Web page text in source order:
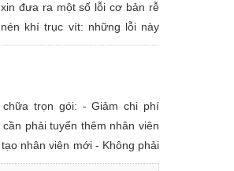
đưa ra một số lỗi cơ bản rễ
khí trục vít: những lỗi này
bị lỗi phần cơ khí rễ nhận biết
trọn gói: - Giảm chi phí
phải tuyển thêm nhân viên
nhân viên mới - Không phải
nén khí bị hư hỏng để thay